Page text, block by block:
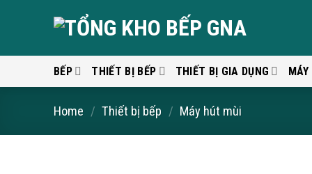
BẾP THIẾT BỊ BẾP THIẾT BỊ GIA DỤNG
Home / Thiết bị bếp / Máy hút mùi